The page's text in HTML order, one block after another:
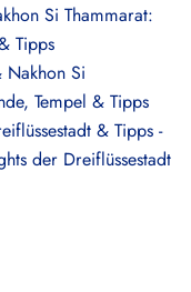
Si Thammarat:
Tipps
Nakhon Si
Tempel & Tipps
& Tipps -
der Dreiflüssestadt